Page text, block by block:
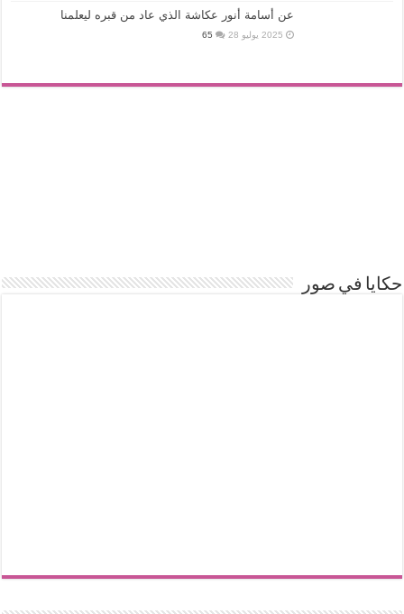
عن أسامة أنور عكاشة الذي عاد من قبره ليعلمنا
2025 يوليو 28 65
حكايا في صور